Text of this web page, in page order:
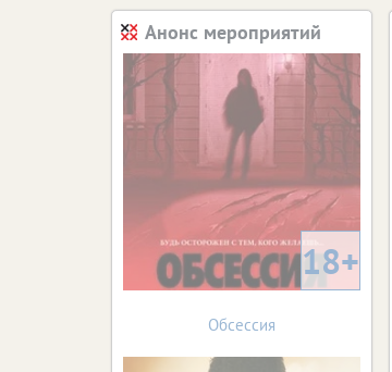
Анонс мероприятий
18+
Обсессия